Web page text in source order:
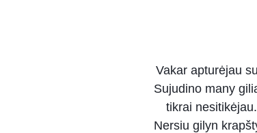
Vakar apturėjau
Sujudino many
tikrai
Nersiu gilyn